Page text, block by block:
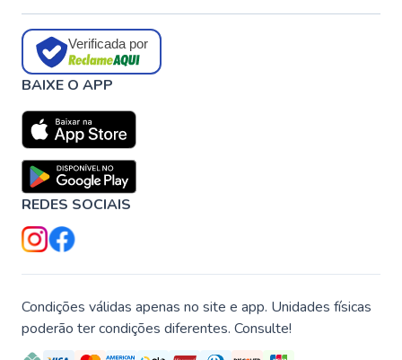
Verificada por
BAIXE O APP
REDES SOCIAIS
Condições válidas apenas no site e app. Unidades físicas
poderão ter condições diferentes. Consulte!